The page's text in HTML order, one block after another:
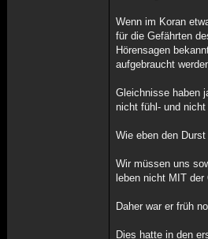
Wenn im Koran
für die Gefährten
Hörensagen
aufgebraucht
Gleichnisse haben
nicht fühl- und
Wie eben den
Wir müssen uns
leben nicht MIT
Daher war er früh
Dies hatte in den